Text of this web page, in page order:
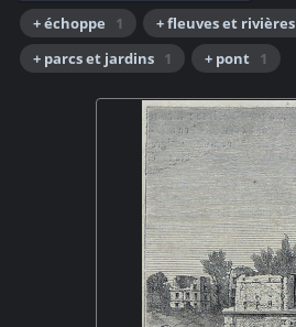
+ échoppe
1 + fleuves et rivières
+ parcs et jardins 1 + pont 1